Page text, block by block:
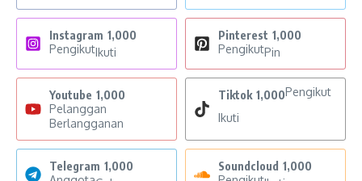
Instagram 1,000
PengikutIkuti
Pinterest 1,000
PengikutPin
Youtube 1,000
Pelanggan
Berlangganan
Tiktok 1,000Pengikut
Ikuti
Telegram 1,000
Soundcloud 1,000